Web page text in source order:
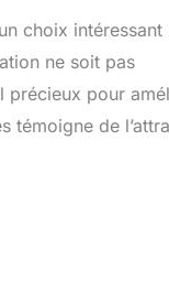
choix intéressant
ne soit pas
précieux pour
témoigne de